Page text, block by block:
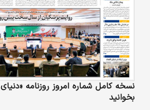
نسخه کامل شماره امروز روزنامه «دنیای‌
بخوانید